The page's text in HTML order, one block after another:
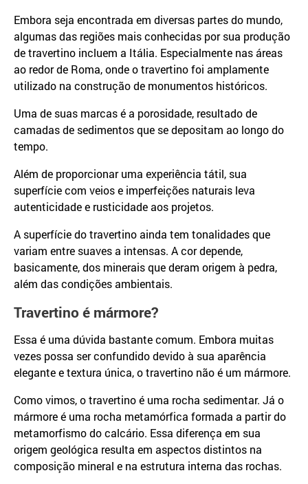
Embora seja encontrada em diversas partes do mundo,
algumas das regiões mais conhecidas por sua produção
de travertino incluem a Itália. Especialmente nas áreas
ao redor de Roma, onde o travertino foi amplamente
utilizado na construção de monumentos históricos.
Uma de suas marcas é a porosidade, resultado de
camadas de sedimentos que se depositam ao longo do
tempo.
Além de proporcionar uma experiência tátil, sua
superfície com veios e imperfeições naturais leva
autenticidade e rusticidade aos projetos.
A superfície do travertino ainda tem tonalidades que
variam entre suaves a intensas. A cor depende,
basicamente, dos minerais que deram origem à pedra,
além das condições ambientais.
Travertino é mármore?
Essa é uma dúvida bastante comum. Embora muitas
vezes possa ser confundido devido à sua aparência
elegante e textura única, o travertino não é um mármore.
Como vimos, o travertino é uma rocha sedimentar. Já o
mármore é uma rocha metamórfica formada a partir do
metamorfismo do calcário. Essa diferença em sua
origem geológica resulta em aspectos distintos na
composição mineral e na estrutura interna das rochas.